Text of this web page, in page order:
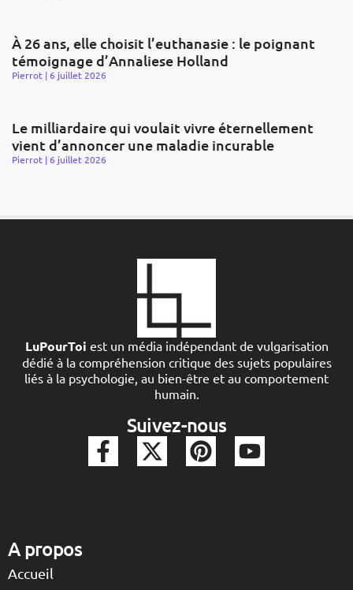
À 26 ans, elle choisit l’euthanasie : le poignant
témoignage d’Annaliese Holland
Pierrot 6 juillet 2026
Le milliardaire qui voulait vivre éternellement
vient d’annoncer une maladie incurable
Pierrot 6 juillet 2026
LuPourToi est un média indépendant de vulgarisation
dédié à la compréhension critique des sujets populaires
liés à la psychologie, au bien-être et au comportement
humain.
Suivez-nous
A propos
Accueil